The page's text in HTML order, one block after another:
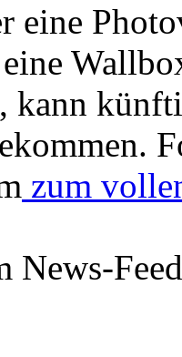
eine
kann
zum
News-